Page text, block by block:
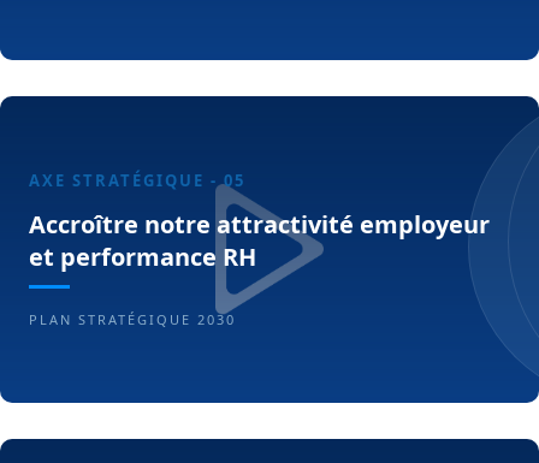
AXE STRATÉGIQUE - 05
Accroître notre attractivité employeur
et performance RH
PLAN STRATÉGIQUE 2030